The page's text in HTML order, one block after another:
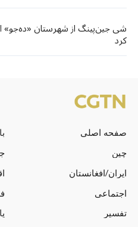
شی جین‌پینگ از شهرستان «ده‌جو»
کرد
صفحه اصلی
چین
ایران/افغانستان
اجتماعی
تفسیر